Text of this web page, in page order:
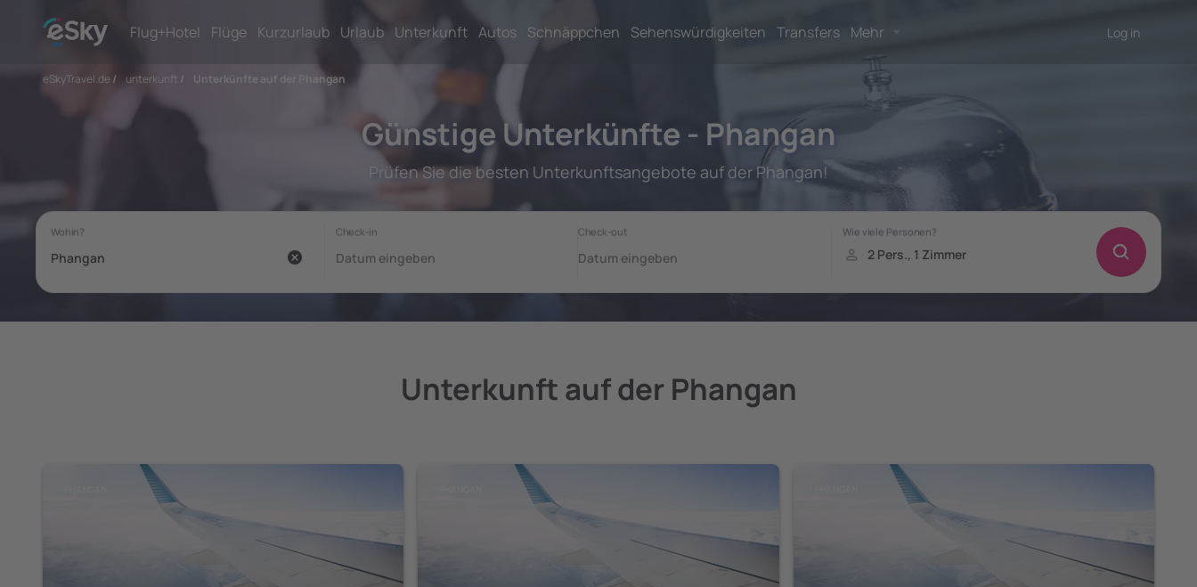
Flug+Hotel Flüge Kurzurlaub Urlaub Unterkunft Autos Schnäppchen Sehenswürdigkeiten Transfers Mehr Log in
eSkyTravel.de/ unterkunft / Unterkünfte auf der Phangan
Günstige Unterkünfte - Phangan
Prüfen Sie die besten Unterkunftsangebote auf der Phangan!
Unterkunft auf der Phangan